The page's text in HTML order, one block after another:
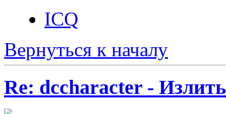
ICQ
Вернуться к началу
Re: dccharacter -